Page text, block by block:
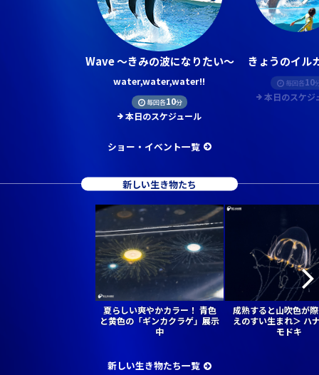
Wave ～きみの波になりたい～
water,water,water!!
毎回各10分
本日のスケジュール
きょうのイル
毎回各10
本日のスケジ
ショー・イベント一覧
新しい生き物たち
夏らしい爽やかカラー！ 青色
と黄色の「ギンカクラゲ」展示
中
成熟すると山吹色が
えのすい生まれ＞ ハ
モドキ
新しい生き物たち一覧